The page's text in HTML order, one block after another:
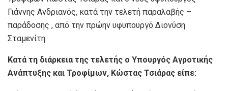
Γιάννης Ανδριανός, κατά την τελετή παραλαβής –
παράδοσης , από την πρώην υφυπουργό Διονύση
Σταμενίτη.
Κατά τη διάρκεια της τελετής ο Υπουργός Αγροτικής
Ανάπτυξης και Τροφίμων, Κώστας Τσιάρας είπε: